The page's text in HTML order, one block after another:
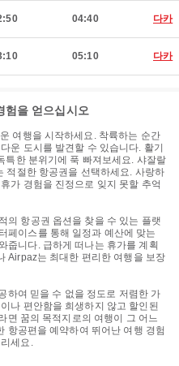
04:40 다카
05:10 다카
험을 얻으십시오
여행을 시작하세요. 착륙하는 순간
운 도시를 발견할 수 있습니다. 활기
특한 분위기에 푹 빠져보세요. 샤잘랄
적절한 항공권을 선택하세요. 사랑하
가 경험을 진정으로 잊지 못할 추억
의 항공권 옵션을 찾을 수 있는 플랫
페이스를 통해 일정과 예산에 맞는
줍니다. 급하게 떠나는 휴가를 계획
Airpaz는 최대한 편리한 여행을 보장
하여 믿을 수 없을 정도로 저렴한 가
나 편안함을 희생하지 않고 할인된
면 꿈의 목적지로의 여행이 그 어느
항공편을 예약하여 뛰어난 여행 경험
세요.